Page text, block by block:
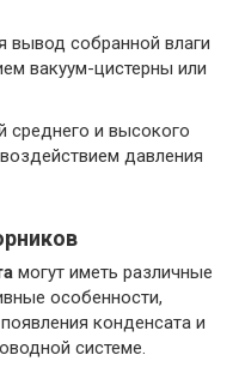
вывод собранной влаги
вакуум-цистерны или
среднего и высокого
давления
могут иметь различные
особенности,
конденсата и
системе.